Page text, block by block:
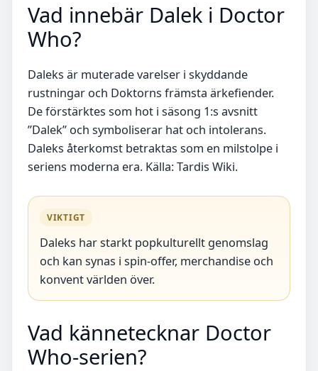
Vad innebär Dalek i Doctor
Who?
Daleks är muterade varelser i skyddande
rustningar och Doktorns främsta ärkefiender.
De förstärktes som hot i säsong 1:s avsnitt
”Dalek” och symboliserar hat och intolerans.
Daleks återkomst betraktas som en milstolpe i
seriens moderna era. Källa: Tardis Wiki.
VIKTIGT
Daleks har starkt popkulturellt genomslag
och kan synas i spin-offer, merchandise och
konvent världen över.
Vad kännetecknar Doctor
Who-serien?